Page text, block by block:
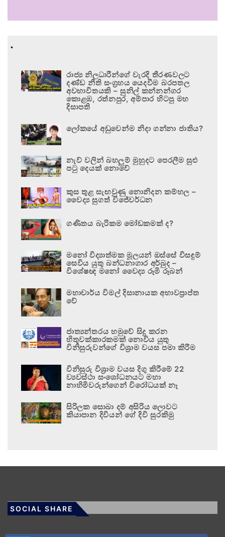
.
රාජ්‍ය නිලධාරීන්ගේ වැරදි තීරණවලට
දණ්ඩ නීති සංග්‍රහය යෙදවීම බරපතල
අවභාවිතයකි – සුනිල් කන්නන්ගර
කොළඹ, රත්නපුර, අම්පාර හිටපු මහ
දිසාපති
ලෝකයේ අඩුවෙන්ම නිදා ගන්නා ජාතිය?
නැව් වලින් බහලුම් මුහුදට පෙරලීම සුළු
පටු දෙයක් නොවේ
කුස තුළ සැඟවුණු නොනිදන කම්හල –
වෛද්‍ය සුගත් විජේවර්ධන
ගණිතය බැරිකම මෝඩකමක් ද?
මනෝ විද්‍යාත්මක මූලයන් ඔස්සේ විසඳුම්
සෙවිය යුතු බන්ධනාගාර අර්බුද –
විශේෂඥ මනෝ වෛද්‍ය රූමි රූබන්
මහාචාර්ය විමල් දිසානායක අභාවප්‍රාප්ත
වේ
ජාත්‍යන්තරය හමුවේ සිදු කරන
හිතුවක්කාරකමක් නොවිය යුතු
විනිසුරුවන්ගේ විශ්‍රාම වයස පමා කිරීම
විනිසුරු විශ්‍රාම වයස දිගු කිරීමේ 22
ව්‍යවස්ථා සංශෝධනයට මහා
නාහිමිවරුන්ගෙන් විරෝධයක් නෑ
සිරිලක සොබා දම් අසිරිය ලොවට
කියාපාන දිවියන් ගේ දිවි සුරකිමු
SOCIAL SHARE